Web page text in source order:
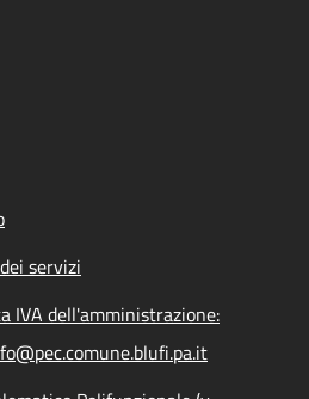
servizi
IVA dell'amministrazione: